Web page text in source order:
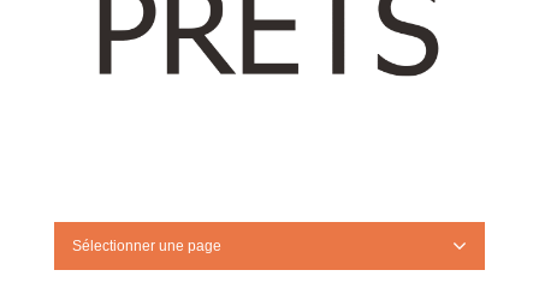
Sélectionner une page